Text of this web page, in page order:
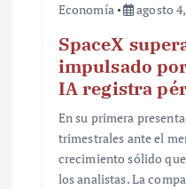
Economía agosto
SpaceX
impulsado
IA registra
En su primera
trimestrales ante el
crecimiento sólido
los analistas. La